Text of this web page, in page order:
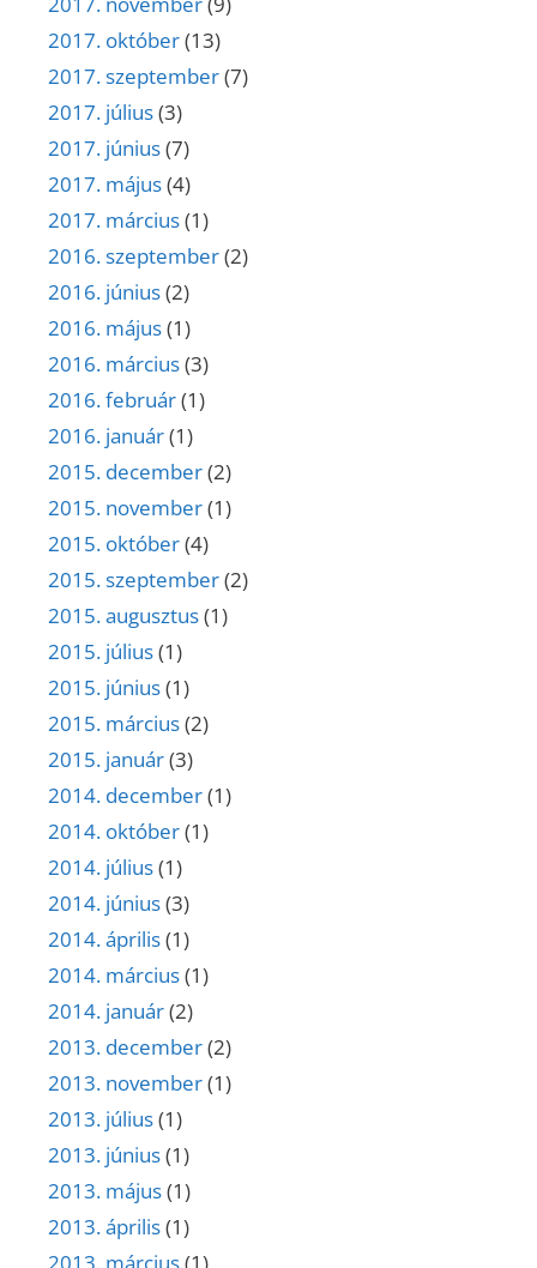
2017. október(13)
2017. szeptember(7)
2017. július(3)
2017. június(7)
2017. május(4)
2017. március(1)
2016. szeptember(2)
2016. június(2)
2016. május(1)
2016. március(3)
2016. február(1)
2016. január(1)
2015. december(2)
2015. november(1)
2015. október(4)
2015. szeptember(2)
2015. augusztus(1)
2015. július(1)
2015. június(1)
2015. március(2)
2015. január(3)
2014. december(1)
2014. október(1)
2014. július(1)
2014. június(3)
2014. április(1)
2014. március(1)
2014. január(2)
2013. december(2)
2013. november(1)
2013. július(1)
2013. június(1)
2013. május(1)
2013. április(1)